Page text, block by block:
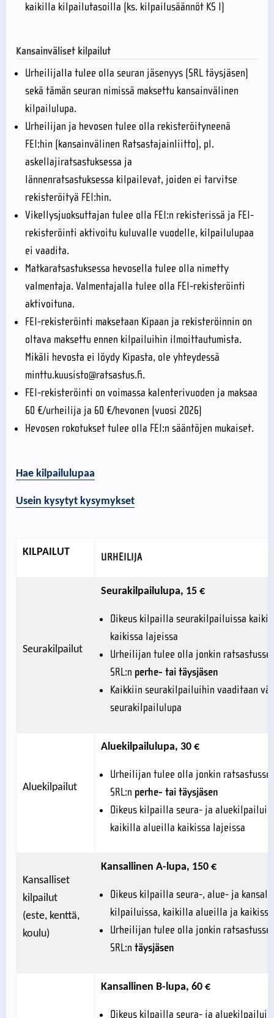
kaikilla kilpailutasoilla (ks. kilpailusäännöt KS I)
Kansainväliset kilpailut
Urheilijalla tulee olla seuran jäsenyys (SRL täysjäsen)
sekä tämän seuran nimissä maksettu kansainvälinen
kilpailulupa.
Urheilijan ja hevosen tulee olla rekisteröityneenä
FEI:hin (kansainvälinen Ratsastajainliitto), pl.
askellajiratsastuksessa ja
lännenratsastuksessa kilpailevat, joiden ei tarvitse
rekisteröityä FEI:hin.
Vikellysjuoksuttajan tulee olla FEI:n rekisterissä ja FEI-
rekisteröinti aktivoitu kuluvalle vuodelle, kilpailulupaa
ei vaadita.
Matkaratsastuksessa hevosella tulee olla nimetty
valmentaja. Valmentajalla tulee olla FEI-rekisteröinti
aktivoituna.
FEI-rekisteröinti maksetaan Kipaan ja rekisteröinnin on
oltava maksettu ennen kilpailuihin ilmoittautumista.
Mikäli hevosta ei löydy Kipasta, ole yhteydessä
minttu.kuusisto@ratsastus.fi.
FEI-rekisteröinti on voimassa kalenterivuoden ja maksaa
60 €/urheilija ja 60 €/hevonen (vuosi 2026)
Hevosen rokotukset tulee olla FEI:n sääntöjen mukaiset.
Hae kilpailulupaa
Usein kysytyt kysymykset
KILPAILUT URHEILIJA
Seurakilpailut
Seurakilpailulupa, 15 €
Oikeus kilpailla seurakilpailuissa
kaikissa lajeissa
Urheilijan tulee olla jonkin
SRL:n perhe- tai täysjäsen
Kaikkiin seurakilpailuihin vaaditaan
seurakilpailulupa
Aluekilpailut
Aluekilpailulupa, 30 €
Urheilijan tulee olla jonkin
SRL:n perhe- tai täysjäsen
Oikeus kilpailla seura- ja
kaikilla alueilla kaikissa lajeissa
Kansalliset
kilpailut
(este, kenttä,
koulu)
Kansallinen A-lupa, 150 €
Oikeus kilpailla seura-, alue- ja
kilpailuissa, kaikilla alueilla ja
Urheilijan tulee olla jonkin
SRL:n täysjäsen
Kansallinen B-lupa, 60 €
Oikeus kilpailla seura- ja